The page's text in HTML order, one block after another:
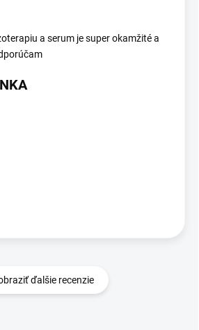
a serum je super okamžité a
ďalšie recenzie